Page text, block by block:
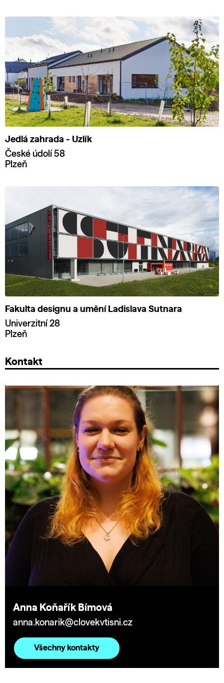
Jedlá zahrada - Uzlík
České údolí 58
Plzeň
Fakulta designu a umění Ladislava Sutnara
Univerzitní 28
Plzeň
Kontakt
Anna Koňařík Bímová
anna.konarik@clovekvtisni.cz
Všechny kontakty